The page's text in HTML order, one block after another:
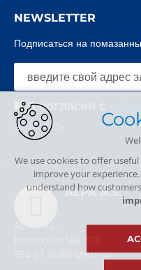
NEWSLETTER
Подписаться на
Я согласен с
данных
ALPA A.S.
594 01 Velké Meziříčí
We use cookies to offer
improve your
understand how customers